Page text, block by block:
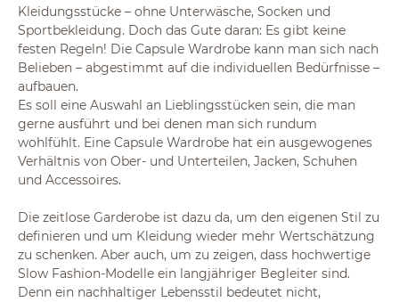
Kleidungsstücke – ohne Unterwäsche, Socken und
Sportbekleidung. Doch das Gute daran: Es gibt keine
festen Regeln! Die Capsule Wardrobe kann man sich nach
Belieben – abgestimmt auf die individuellen Bedürfnisse –
aufbauen.
Es soll eine Auswahl an Lieblingsstücken sein, die man
gerne ausführt und bei denen man sich rundum
wohlfühlt. Eine Capsule Wardrobe hat ein ausgewogenes
Verhältnis von Ober- und Unterteilen, Jacken, Schuhen
und Accessoires.
Die zeitlose Garderobe ist dazu da, um den eigenen Stil zu
definieren und um Kleidung wieder mehr Wertschätzung
zu schenken. Aber auch, um zu zeigen, dass hochwertige
Slow Fashion-Modelle ein langjähriger Begleiter sind.
Denn ein nachhaltiger Lebensstil bedeutet nicht,